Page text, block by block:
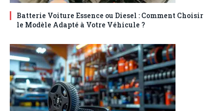
Batterie Voiture Essence ou Diesel : Comment Choisir
le Modèle Adapté à Votre Véhicule ?